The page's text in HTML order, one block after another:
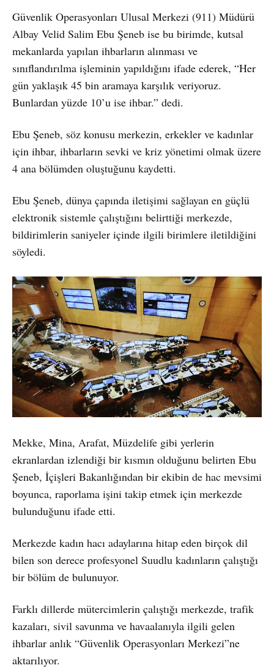
Güvenlik Operasyonları Ulusal Merkezi (911) Müdürü
Albay Velid Salim Ebu Şeneb ise bu birimde, kutsal
mekanlarda yapılan ihbarların alınması ve
sınıflandırılma işleminin yapıldığını ifade ederek, “Her
gün yaklaşık 45 bin aramaya karşılık veriyoruz.
Bunlardan yüzde 10’u ise ihbar.” dedi.
Ebu Şeneb, söz konusu merkezin, erkekler ve kadınlar
için ihbar, ihbarların sevki ve kriz yönetimi olmak üzere
4 ana bölümden oluştuğunu kaydetti.
Ebu Şeneb, dünya çapında iletişimi sağlayan en güçlü
elektronik sistemle çalıştığını belirttiği merkezde,
bildirimlerin saniyeler içinde ilgili birimlere iletildiğini
söyledi.
Mekke, Mina, Arafat, Müzdelife gibi yerlerin
ekranlardan izlendiği bir kısmın olduğunu belirten Ebu
Şeneb, İçişleri Bakanlığından bir ekibin de hac mevsimi
boyunca, raporlama işini takip etmek için merkezde
bulunduğunu ifade etti.
Merkezde kadın hacı adaylarına hitap eden birçok dil
bilen son derece profesyonel Suudlu kadınların çalıştığı
bir bölüm de bulunuyor.
Farklı dillerde mütercimlerin çalıştığı merkezde, trafik
kazaları, sivil savunma ve havaalanıyla ilgili gelen
ihbarlar anlık “Güvenlik Operasyonları Merkezi”ne
aktarılıyor.